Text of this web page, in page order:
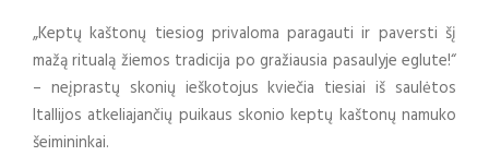
„Keptų kaštonų tiesiog privaloma paragauti ir paversti šį
mažą ritualą žiemos tradicija po gražiausia pasaulyje eglute!“
– neįprastų skonių ieškotojus kviečia tiesiai iš saulėtos
Itallijos atkeliajančių puikaus skonio keptų kaštonų namuko
šeimininkai.